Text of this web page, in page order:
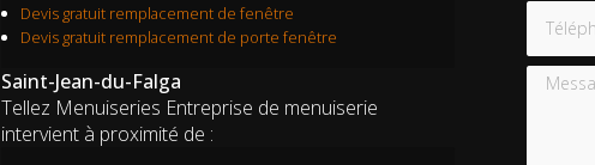
Devis gratuit remplacement de fenêtre
Devis gratuit remplacement de porte fenêtre
Saint-Jean-du-Falga
Tellez Menuiseries Entreprise de menuiserie
intervient à proximité de :